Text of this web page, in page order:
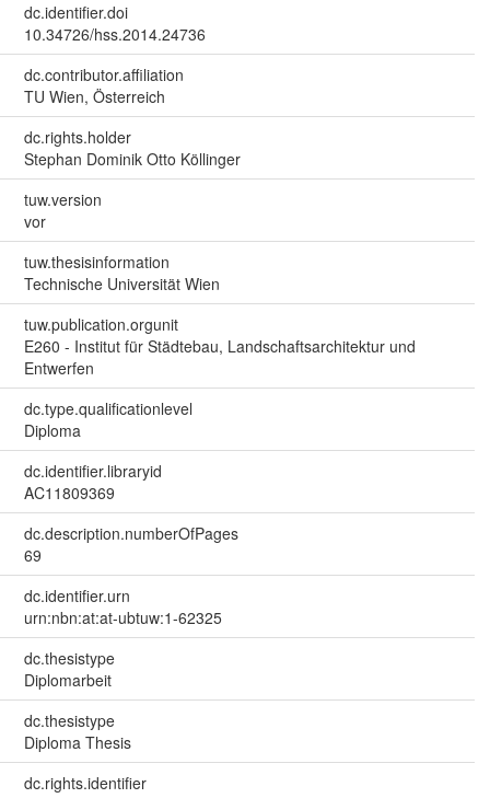
dc.identifier.doi
10.34726/hss.2014.24736
dc.contributor.affiliation
TU Wien, Österreich
dc.rights.holder
Stephan Dominik Otto Köllinger
tuw.version
vor
tuw.thesisinformation
Technische Universität Wien
tuw.publication.orgunit
E260 - Institut für Städtebau, Landschaftsarchitektur und
Entwerfen
dc.type.qualificationlevel
Diploma
dc.identifier.libraryid
AC11809369
dc.description.numberOfPages
69
dc.identifier.urn
urn:nbn:at:at-ubtuw:1-62325
dc.thesistype
Diplomarbeit
dc.thesistype
Diploma Thesis
dc.rights.identifier